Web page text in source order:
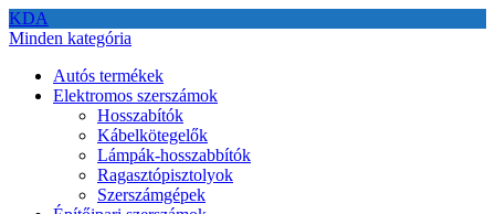
KDA
Minden kategória
Autós termékek
Elektromos szerszámok
Hosszabítók
Kábelkötegelők
Lámpák-hosszabbítók
Ragasztópisztolyok
Szerszámgépek